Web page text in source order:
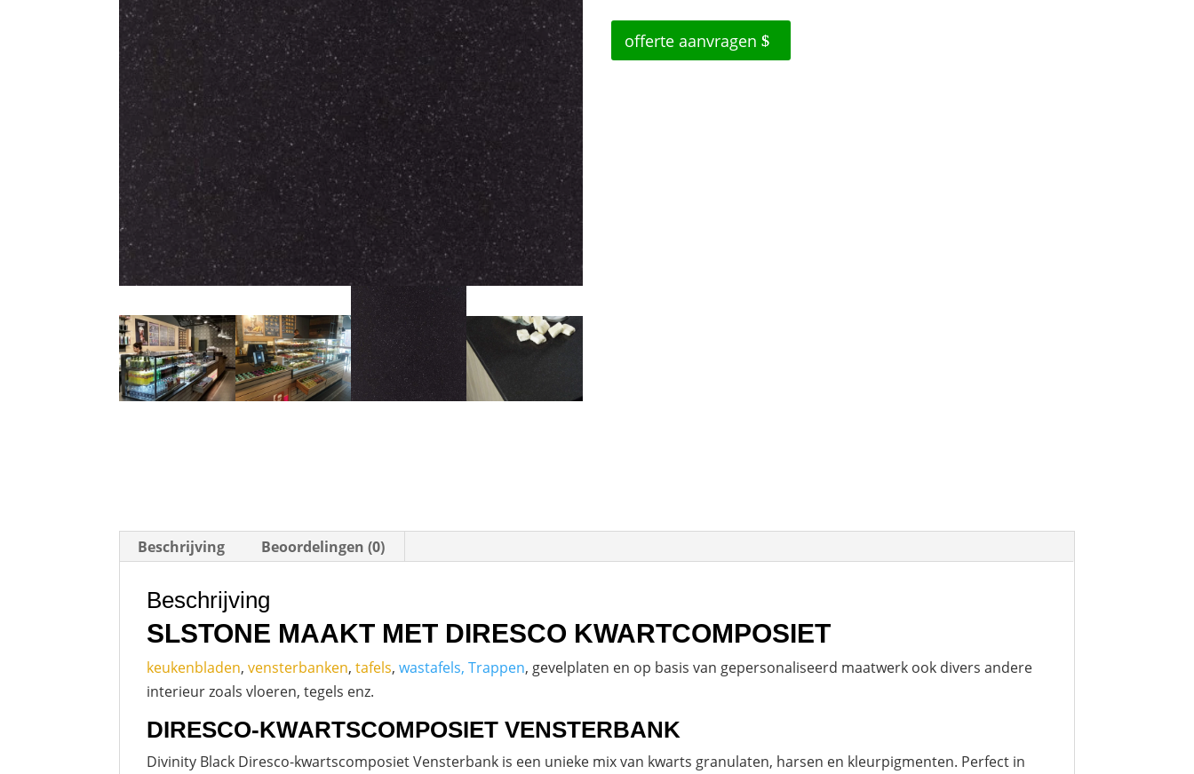
offerte aanvragen
Beschrijving Beoordelingen (0)
Beschrijving
SLSTONE MAAKT MET DIRESCO KWARTCOMPOSIET
keukenbladen,vensterbanken,tafels,wastafels, Trappen, gevelplaten en op basis van gepersonaliseerd maatwerk ook divers andere
interieur zoals vloeren, tegels enz.
DIRESCO-KWARTSCOMPOSIET VENSTERBANK
Divinity Black Diresco-kwartscomposiet Vensterbank is een unieke mix van kwarts granulaten, harsen en kleurpigmenten. Perfect in